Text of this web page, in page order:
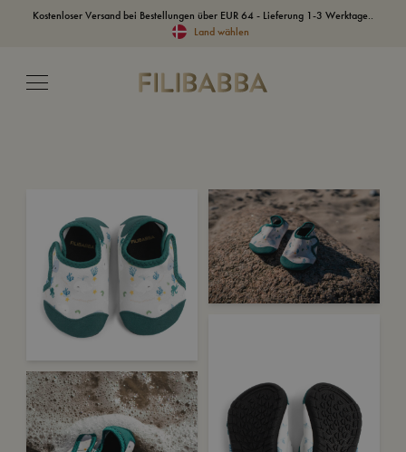
Kostenloser Versand bei Bestellungen über EUR 64 - Lieferung 1-3 Werktage..
Land wählen